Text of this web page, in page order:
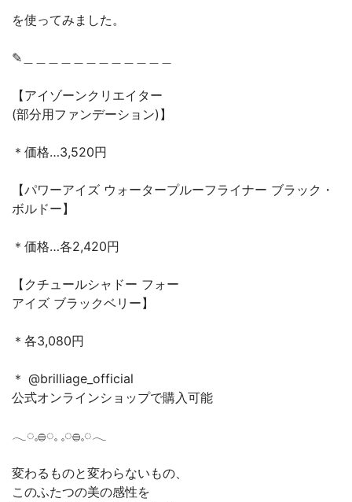
を使ってみました。
✎︎＿＿＿＿＿＿＿＿＿＿＿＿
【アイゾーンクリエイター
(部分用ファンデーション)】
＊価格…3,520円
【パワーアイズ ウォータープルーフライナー ブラック・
ボルドー】
＊価格…各2,420円
【クチュールシャドー フォー
アイズ ブラックベリー】
＊各3,080円
＊ @brilliage_official
公式オンラインショップで購入可能
𓂃◌𓈒𓐍◌𓈒 𓈒◌𓐍𓈒◌𓂃
変わるものと変わらないもの、
このふたつの美の感性を